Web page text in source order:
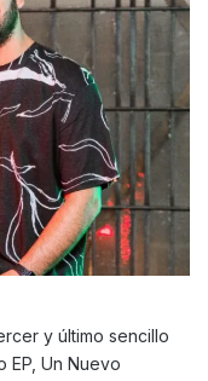
y último sencillo
EP, Un Nuevo